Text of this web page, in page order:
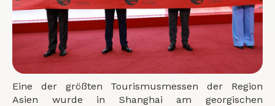
Eine der größten Tourismusmessen der Region
Asien wurde in Shanghai am georgischen